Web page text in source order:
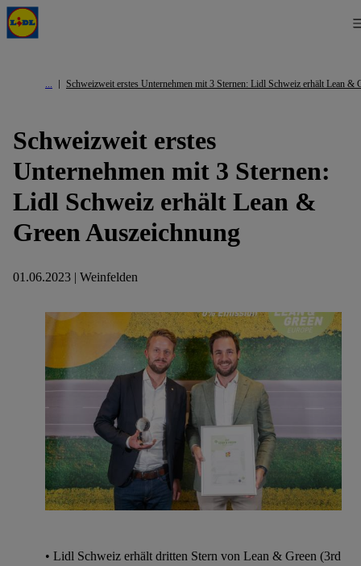
Schweizweit erstes Unternehmen mit 3 Sternen: Lidl Schweiz erhält Lean &
Schweizweit erstes
Unternehmen mit 3 Sternen:
Lidl Schweiz erhält Lean &
Green Auszeichnung
01.06.2023 | Weinfelden
• Lidl Schweiz erhält dritten Stern von Lean & Green (3rd